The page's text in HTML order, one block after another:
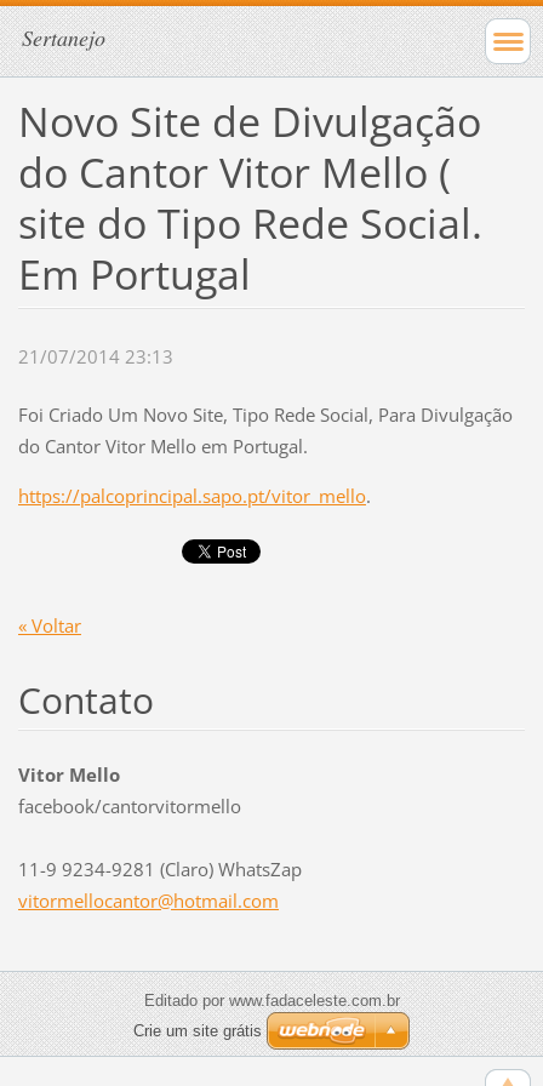
Sertanejo
Novo Site de Divulgação
do Cantor Vitor Mello (
site do Tipo Rede Social.
Em Portugal
21/07/2014 23:13
Foi Criado Um Novo Site, Tipo Rede Social, Para Divulgação
do Cantor Vitor Mello em Portugal.
https://palcoprincipal.sapo.pt/vitor_mello.
« Voltar
Contato
Vitor Mello
facebook/cantorvitormello
11-9 9234-9281 (Claro) WhatsZap
vitormellocantor@hotmail.com
Editado por www.fadaceleste.com.br
Crie um site grátis